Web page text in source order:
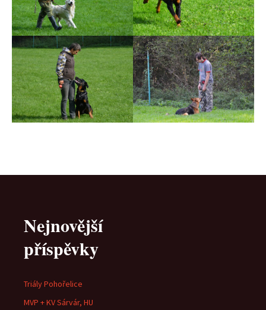
Nejnovější
příspěvky
Triály Pohořelice
MVP + KV Sárvár, HU